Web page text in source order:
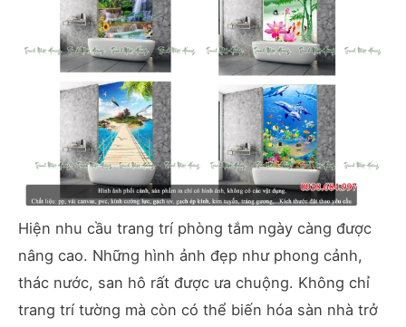
Hiện nhu cầu trang trí phòng tắm ngày càng được
nâng cao. Những hình ảnh đẹp như phong cảnh,
thác nước, san hô rất được ưa chuộng. Không chỉ
trang trí tường mà còn có thể biến hóa sàn nhà trở